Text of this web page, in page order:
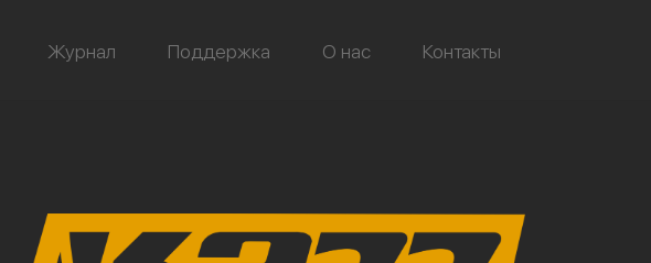
Журнал Поддержка О нас Контакты